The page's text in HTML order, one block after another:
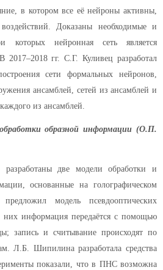
в котором все её нейроны активны,
Доказаны необходимые и
которых нейронная сеть является
2017–2018 гг. С.Г. Куливец разработал
сети формальных нейронов,
ансамблей, сетей из ансамблей и
из ансамблей.
образной информации (О.П.
две модели обработки и
основанные на голографическом
модель псевдооптических
информация передаётся с помощью
запись и считывание происходят по
Л.Б. Шипилина разработала средства
показали, что в ПНС возможна